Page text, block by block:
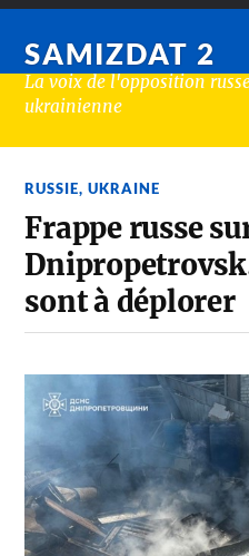
SAMIZDAT 2
La voix de l'opposition
ukrainienne
RUSSIE,UKRAINE
Frappe russe
sont à déplorer